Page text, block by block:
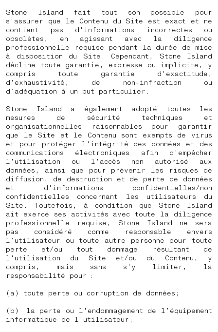
Stone Island fait tout son possible pour
s'assurer que le Contenu du Site est exact et ne
contient pas d'informations incorrectes ou
obsolètes, en agissant avec la diligence
professionnelle requise pendant la durée de mise
à disposition du Site. Cependant, Stone Island
décline toute garantie, expresse ou implicite, y
compris toute garantie d'exactitude,
d'exhaustivité, de non-infraction ou
d’adéquation à un but particulier.
Stone Island a également adopté toutes les
mesures de sécurité techniques et
organisationnelles raisonnables pour garantir
que le Site et le Contenu sont exempts de virus
et pour protéger l'intégrité des données et des
communications électroniques afin d'empêcher
l'utilisation ou l'accès non autorisé aux
données, ainsi que pour prévenir les risques de
diffusion, de destruction et de perte de données
et d'informations confidentielles/non
confidentielles concernant les utilisateurs du
Site. Toutefois, à condition que Stone Island
ait exercé ses activités avec toute la diligence
professionnelle requise, Stone Island ne sera
pas considéré comme responsable envers
l’utilisateur ou toute autre personne pour toute
perte et/ou tout dommage résultant de
l'utilisation du Site et/ou du Contenu, y
compris, mais sans s'y limiter, la
responsabilité pour :
(a) toute perte ou corruption de données;
(b)
la perte ou l'endommagement de l’équipement
informatique de l’utilisateur;